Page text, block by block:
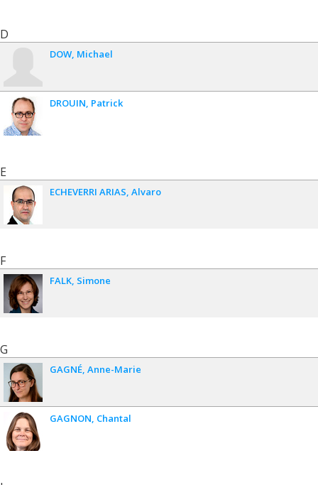
D
DOW Michael
DROUIN Patrick
E
ECHEVERRI ARIAS Alvaro
F
FALK Simone
G
GAGNÉ Anne-Marie
GAGNON Chantal